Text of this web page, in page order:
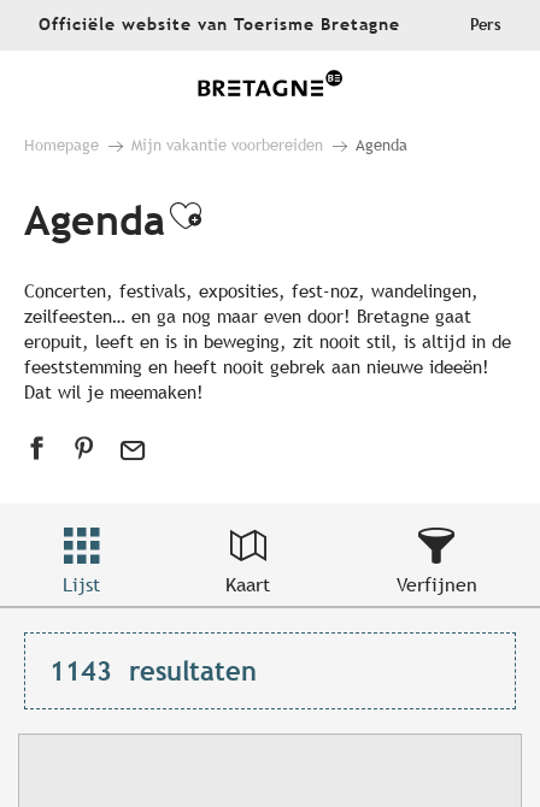
AllerOfficiële website van Toerisme Bretagne Pers
Homepage Mijn vakantie voorbereiden Agenda
AgendaAjouter aux favoris
Concerten, festivals, exposities, fest-noz, wandelingen,
zeilfeesten… en ga nog maar even door! Bretagne gaat
eropuit, leeft en is in beweging, zit nooit stil, is altijd in de
feeststemming en heeft nooit gebrek aan nieuwe ideeën!
Dat wil je meemaken!
Lijst Kaart Verfijnen
1143 resultaten